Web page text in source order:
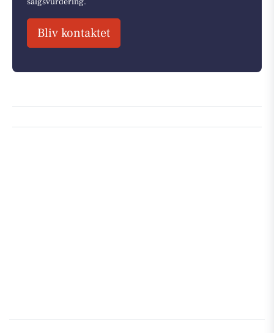
Bliv kontaktet